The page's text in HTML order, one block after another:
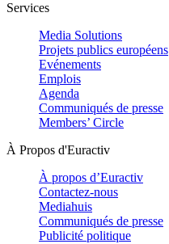
Services
Media Solutions
Projets publics européens
Evénements
Emplois
Agenda
Communiqués de presse
Members’ Circle
À Propos d'Euractiv
À propos d’Euractiv
Contactez-nous
Mediahuis
Communiqués de presse
Publicité politique